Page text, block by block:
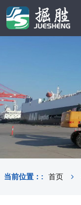
当前位置：: 首页